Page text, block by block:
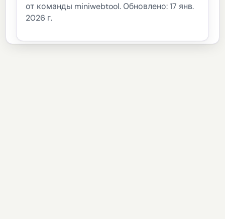
от команды miniwebtool. Обновлено: 17 янв.
2026 г.